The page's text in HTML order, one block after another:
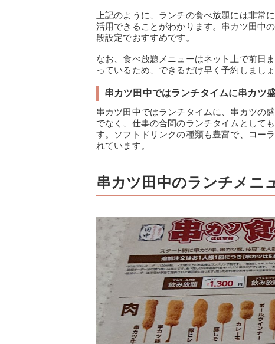
上記のように、ランチの食べ放題には非常
活用できることがわかります。串カツ田中
段設定でおすすめです。
なお、食べ放題メニューはネット上で前日
っているため、できるだけ早く予約しましょ
串カツ田中ではランチタイムに串カツ
串カツ田中ではランチタイムに、串カツの
でなく、仕事の合間のランチタイムとして
す。ソフトドリンクの種類も豊富で、コー
れています。
串カツ田中のランチメニ